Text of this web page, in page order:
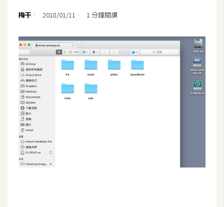
P
G
e
m
i
n
i
A
I
生
成
梅干 2018/01/11 1 分鐘閱讀